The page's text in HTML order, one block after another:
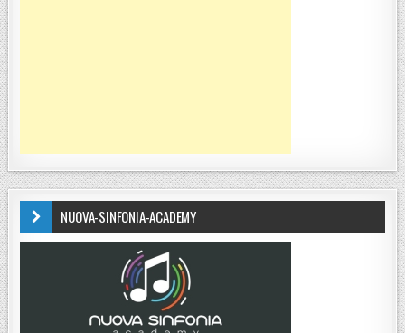
NUOVA-SINFONIA-ACADEMY